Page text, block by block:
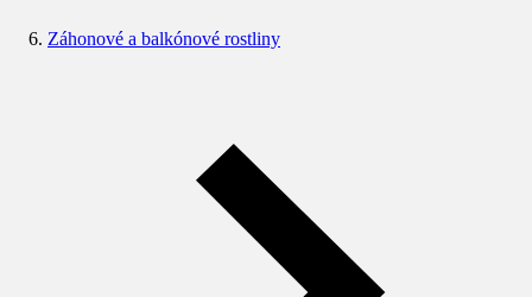
Záhonové a balkónové rostliny